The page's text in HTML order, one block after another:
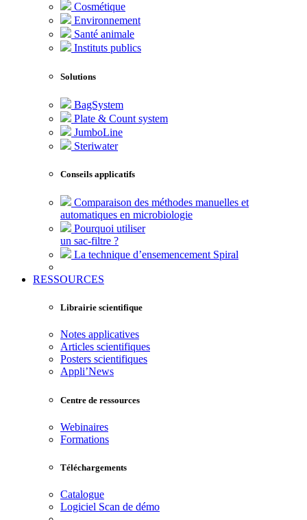
Cosmétique
Environnement
Santé animale
Instituts publics
Solutions
BagSystem
Plate & Count system
JumboLine
Steriwater
Conseils applicatifs
Comparaison des méthodes manuelles et
automatiques en microbiologie
Pourquoi utiliser
un sac-filtre ?
La technique d’ensemencement Spiral
RESSOURCES
Librairie scientifique
Notes applicatives
Articles scientifiques
Posters scientifiques
Appli’News
Centre de ressources
Webinaires
Formations
Téléchargements
Catalogue
Logiciel Scan de démo